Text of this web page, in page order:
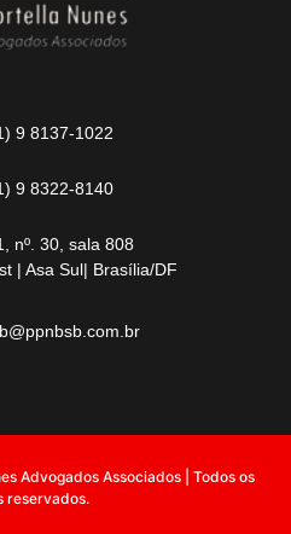
9 8137-1022
9 8322-8140
nº. 30, sala 808
| Asa Sul| Brasília/DF
Advogados Associados | Todos os
reservados.